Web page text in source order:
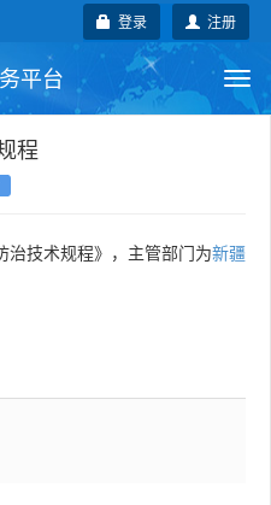
注册
登录
平台
准
员会
程
治技术规程》，主管部门为新疆